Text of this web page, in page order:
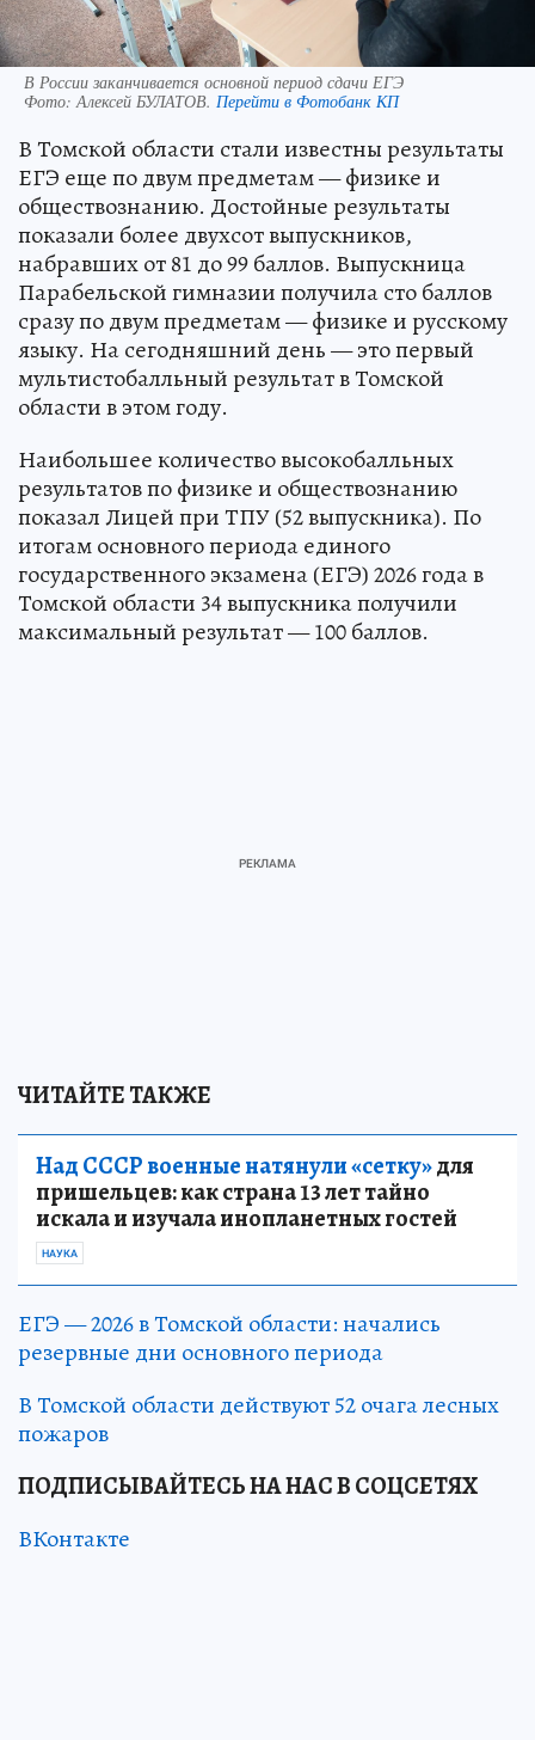
В России заканчивается основной период сдачи ЕГЭ
Фото:Алексей БУЛАТОВ. Перейти в Фотобанк КП
В Томской области стали известны результаты
ЕГЭ еще по двум предметам — физике и
обществознанию. Достойные результаты
показали более двухсот выпускников,
набравших от 81 до 99 баллов. Выпускница
Парабельской гимназии получила сто баллов
сразу по двум предметам — физике и русскому
языку. На сегодняшний день — это первый
мультистобалльный результат в Томской
области в этом году.
Наибольшее количество высокобалльных
результатов по физике и обществознанию
показал Лицей при ТПУ (52 выпускника). По
итогам основного периода единого
государственного экзамена (ЕГЭ) 2026 года в
Томской области 34 выпускника получили
максимальный результат — 100 баллов.
ЧИТАЙТЕ ТАКЖЕ
Над СССР военные натянули «сетку»для
пришельцев: как страна 13 лет тайно
искала и изучала инопланетных гостей
НАУКА
ЕГЭ — 2026 в Томской области: начались
резервные дни основного периода
В Томской области действуют 52 очага лесных
пожаров
ПОДПИСЫВАЙТЕСЬ НА НАС В СОЦСЕТЯХ
ВКонтакте